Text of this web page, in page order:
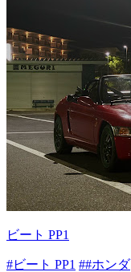
ビート PP1
#ビート PP1 ##ホンダ